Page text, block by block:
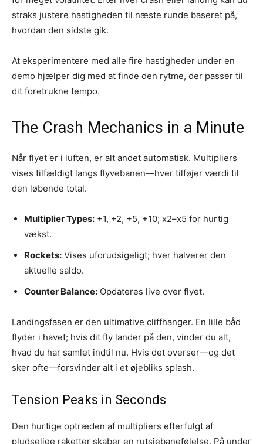
straks justere hastigheden til næste runde baseret på,
hvordan den sidste gik.
At eksperimentere med alle fire hastigheder under en
demo hjælper dig med at finde den rytme, der passer til
dit foretrukne tempo.
The Crash Mechanics in a Minute
Når flyet er i luften, er alt andet automatisk. Multipliers
vises tilfældigt langs flyvebanen—hver tilføjer værdi til
den løbende total.
Multiplier Types: +1, +2, +5, +10; x2–x5 for hurtig
vækst.
Rockets: Vises uforudsigeligt; hver halverer den
aktuelle saldo.
Counter Balance: Opdateres live over flyet.
Landingsfasen er den ultimative cliffhanger. En lille båd
flyder i havet; hvis dit fly lander på den, vinder du alt,
hvad du har samlet indtil nu. Hvis det overser—og det
sker ofte—forsvinder alt i et øjebliks splash.
Tension Peaks in Seconds
Den hurtige optræden af multipliers efterfulgt af
pludselige raketter skaber en rutsjebanefølelse. På under